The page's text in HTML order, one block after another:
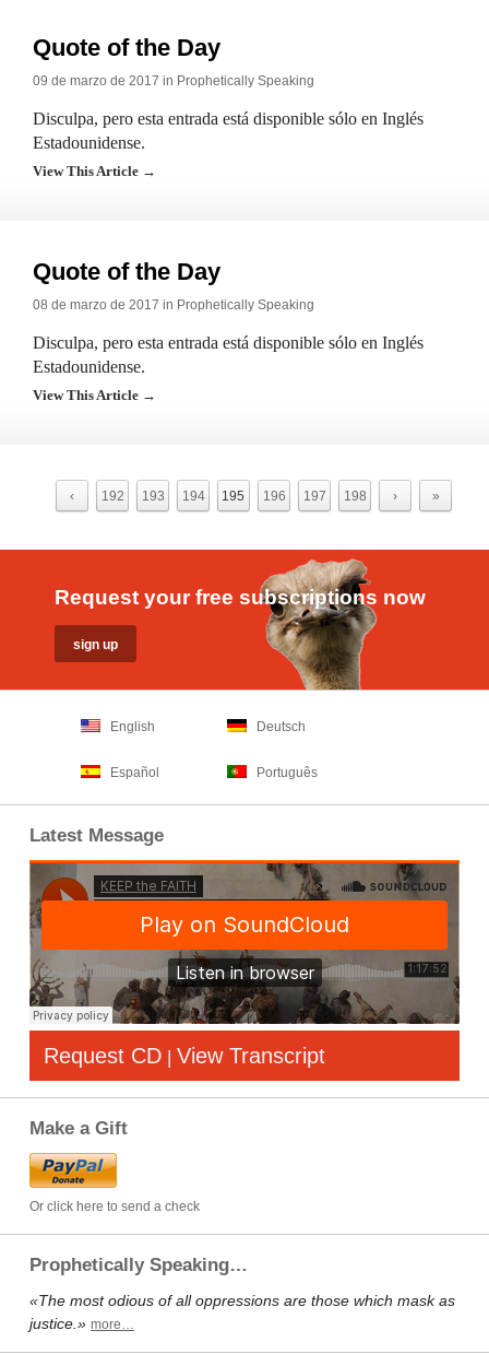
Quote of the Day
09 de marzo de 2017 in Prophetically Speaking
Disculpa, pero esta entrada está disponible sólo en Inglés
Estadounidense.
View This Article →
Quote of the Day
08 de marzo de 2017 in Prophetically Speaking
Disculpa, pero esta entrada está disponible sólo en Inglés
Estadounidense.
View This Article →
‹ 192 193 194 195 196 197 198 › »
Request your free subscriptions now
English Deutsch
Español Português
Latest Message
Request CD | View Transcript
Make a Gift
Or click here to send a check
Prophetically Speaking…
«The most odious of all oppressions are those which mask as
justice.» more…